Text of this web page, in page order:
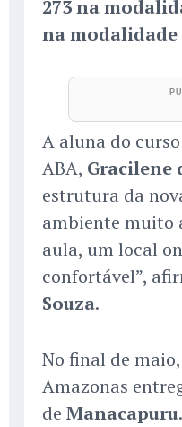
273 na
na modalidade
A aluna do
ABA, Gracilene
estrutura da
ambiente muito
aula, um local
confortável”,
Souza.
No final de
Amazonas
de Manacapuru